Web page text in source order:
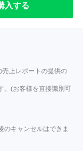
入する
売上レポートの提供の
。(お客様を直接識別可
のキャンセルはできま